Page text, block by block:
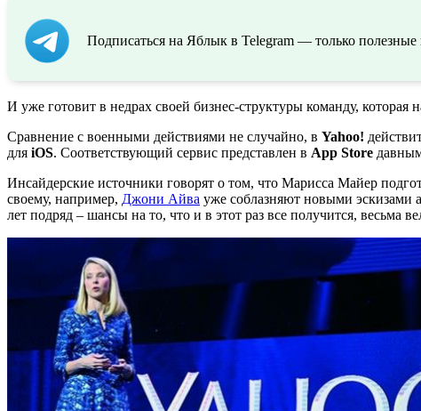
Подписаться на Яблык в Telegram — только полезные
И уже готовит в недрах своей бизнес-структуры команду,
Сравнение с военными действиями не случайно, в Yahoo!
для iOS. Соответствующий сервис представлен в App Store
Инсайдерские источники говорят о том, что Марисса Майер
своему, например, Джони Айва уже соблазняют новыми эскизами
лет подряд – шансы на то, что и в этот раз все получится, весьма